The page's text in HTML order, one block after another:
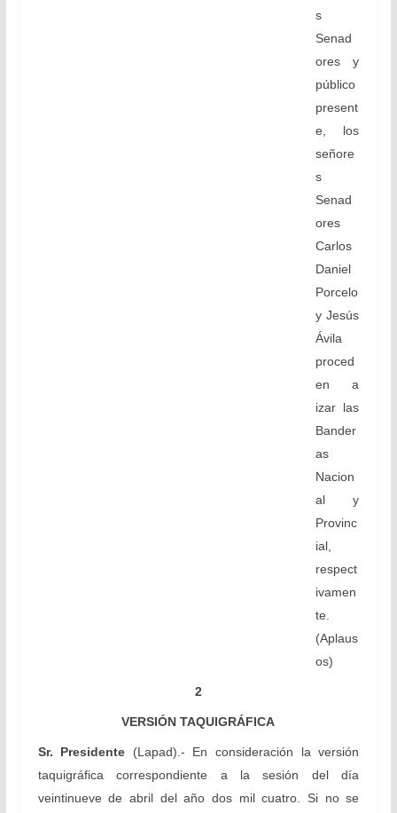
s
Senad
ores y
público
present
e, los
señore
s
Senad
ores
Carlos
Daniel
Porcelo
y Jesús
Ávila
proced
en a
izar las
Bander
as
Nacion
al y
Provinc
ial,
respect
ivamen
te.
(Aplaus
os)
2
VERSIÓN TAQUIGRÁFICA
Sr. Presidente (Lapad).- En consideración la versión
taquigráfica correspondiente a la sesión del día
veintinueve de abril del año dos mil cuatro. Si no se